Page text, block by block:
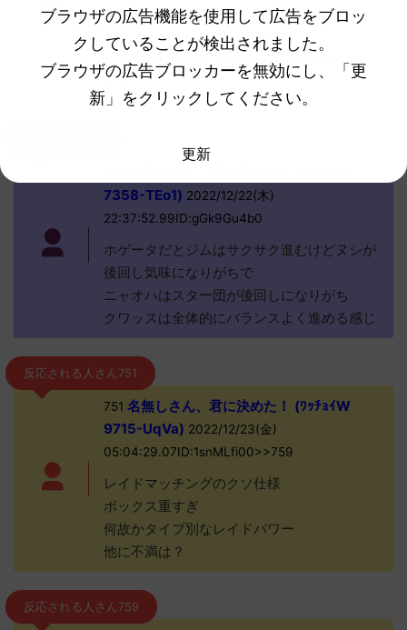
多い中シャリとか鳴いてるふざけたやつ混じ
ってると思ってたけど
シャリタツだからシャリシャリの方が正しい
よな
7358-TEo1) 2022/12/22(木)
22:37:52.99ID:gGk9Gu4b0
ホゲータだとジムはサクサク進むけどヌシが
後回し気味になりがちで
ニャオハはスター団が後回しになりがち
クワッスは全体的にバランスよく進める感じ
反応される人さん751
751 名無しさん、君に決めた！ (ﾜｯﾁｮｲW
9715-UqVa) 2022/12/23(金)
05:04:29.07ID:1snMLfi00>>759
レイドマッチングのクソ仕様
ボックス重すぎ
何故かタイプ別なレイドパワー
他に不満は？
反応される人さん759
ブラウザの広告機能を使用して広告をブロッ
クしていることが検出されました。
ブラウザの広告ブロッカーを無効にし、「更
新」をクリックしてください。
更新